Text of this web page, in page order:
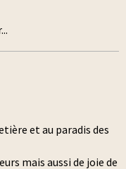
et au paradis des
mais aussi de joie de